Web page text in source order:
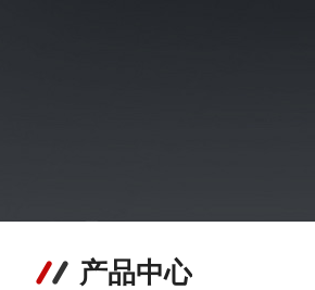
产品中心